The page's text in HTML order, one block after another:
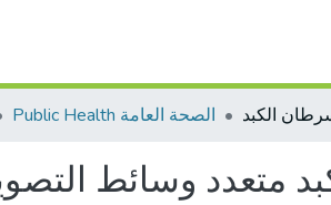
Public Health الصحة العامة
متعدد وسائط